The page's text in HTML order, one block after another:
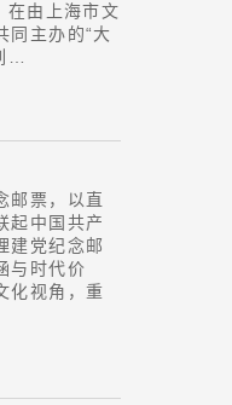
在由上海市文
同主办的“大
…
邮票，以直
起中国共产
建党纪念邮
与时代价
化视角，重